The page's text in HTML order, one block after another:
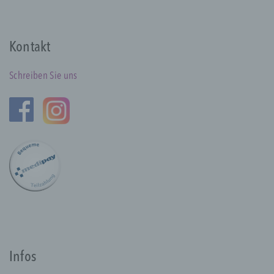
Kontakt
Schreiben Sie uns
Infos
Informationen, die sich auf eine identifizierte
oder identifizierbare natürliche Person (im
Folgenden „betroffene Person") beziehen.
insbesondere mittels Zuordnung zu einer
Kennung wie einem Namen, zu einer
Kennnummer, zu Standortdaten, zu einer